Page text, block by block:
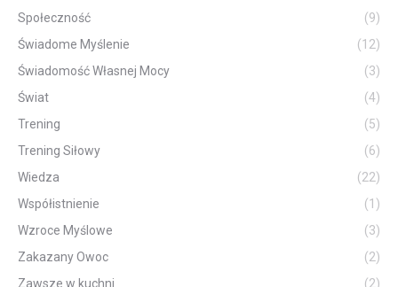
Społeczność
(9)
Świadome Myślenie
(12)
Świadomość Własnej Mocy
(3)
Świat
(4)
Trening
(5)
Trening Siłowy
(6)
Wiedza
(22)
Współistnienie
(1)
Wzroce Myślowe
(3)
Zakazany Owoc
(2)
Zawsze w kuchni
(2)